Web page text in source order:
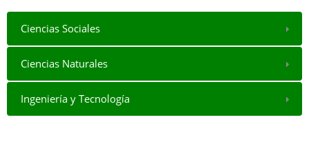
Ciencias Sociales
Ciencias Naturales
Ingeniería y Tecnología